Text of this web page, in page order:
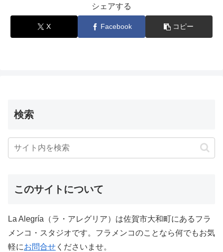
シェアする
X Facebook コピー
検索
このサイトについて
La Alegría（ラ・アレグリア）は佐賀市大和町にあるフラ
メンコ・スタジオです。フラメンコのことなら何でもお気
軽にお問合せ くださいませ。